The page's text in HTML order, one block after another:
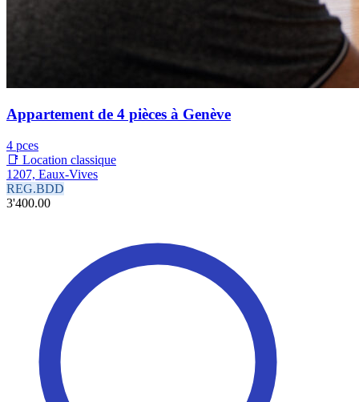
Appartement de 4 pièces à Genève
4 pces
📑 Location classique
1207, Eaux-Vives
REG.BDD
3'400.00